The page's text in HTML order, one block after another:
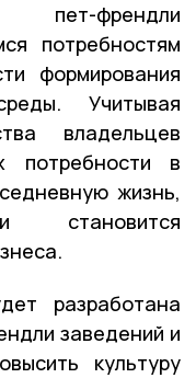
пет-френдли
потребностям
формирования
Учитывая
владельцев
потребности в
жизнь,
становится
разработана
заведений и
культуру